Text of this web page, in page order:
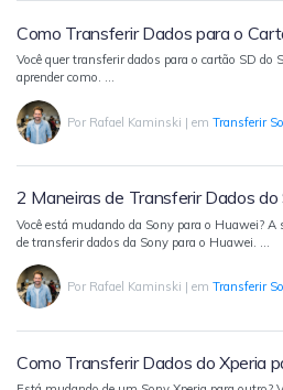
MobileTrans App
WhatsApp e arquivos entre
O WeLastseen mantém
e informado.
Como Transferir Dados para o
Você quer transferir dados para o cartão SD do
aprender como. …
Por Rafael Kaminski |emTransferir
2 Maneiras de Transferir Dados
Você está mudando da Sony para o Huawei?
de transferir dados da Sony para o Huawei. …
Por Rafael Kaminski |emTransferir
Como Transferir Dados do Xperia